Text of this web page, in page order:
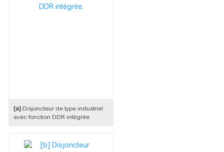
[a] Disjoncteur de type industriel
avec fonction DDR intégrée.